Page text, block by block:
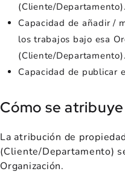
(Cliente/Departamento).
Capacidad de añadir /
los trabajos bajo esa
(Cliente/Departamento).
Capacidad de publicar
Cómo se
La atribución de
(Cliente/Departamento)
Organización.